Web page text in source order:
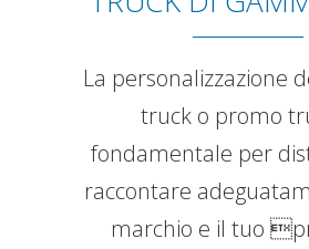
La personalizzazione
truck o promo
fondamentale per
raccontare
marchio e il tuo